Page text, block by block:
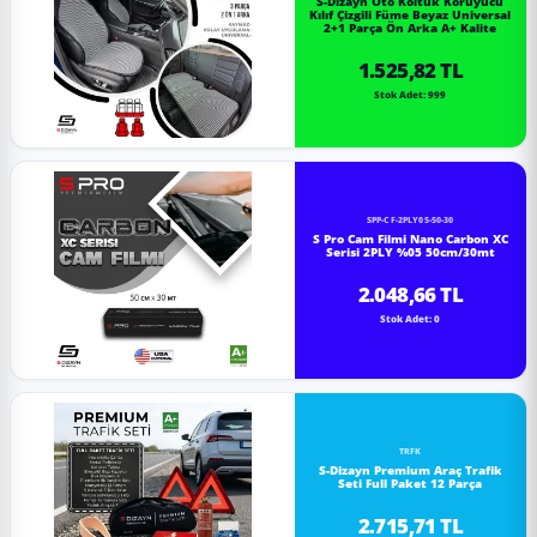
Kılıf Çizgili Füme Beyaz Universal
2+1 Parça Ön Arka A+ Kalite
1.525,82 TL
Stok Adet: 999
SPP-CF-2PLY05-50-30
S Pro Cam Filmi Nano Carbon XC
Serisi 2PLY %05 50cm/30mt
2.048,66 TL
Stok Adet: 0
TRFK
S-Dizayn Premium Araç Trafik
Seti Full Paket 12 Parça
2.715,71 TL